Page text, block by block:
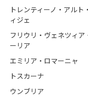
トレンティーノ・アルト
ィジェ
フリウリ・ヴェネツィア
ーリア
エミリア・ロマーニャ
トスカーナ
ウンブリア